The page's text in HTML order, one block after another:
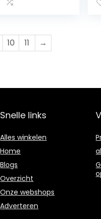
met
10 11 →
Snelle links
Alles winkelen
Home
Blogs
Overzicht
Onze webshops
Adverteren